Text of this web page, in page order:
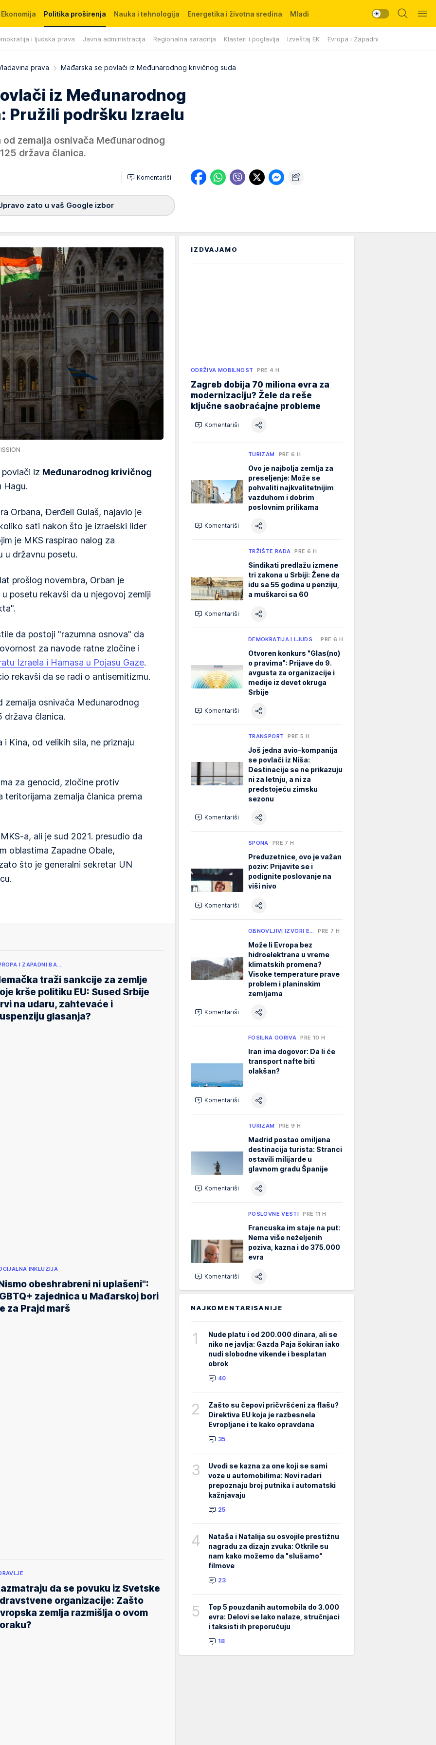
Ekonomija Politika proširenja
i ljudska prava Javna administracija Regionalna saradnja Klasteri i poglavlja Izveštaj EK Evropa i Zapadni Balkan
Nauka i tehnologija Energetika i životna sredina Mladi
prava Mađarska se povlači iz Međunarodnog krivičnog suda
iz Međunarodnog
Pružili podršku Izraelu
zemalja osnivača Međunarodnog
država članica.
Komentariši
zato u vaš Google izbor
iz Međunarodnog krivičnog
Hagu.
Orbana, Đerđeli Gulaš, najavio je
sati nakon što je izraelski lider
je MKS raspirao nalog za
u državnu posetu.
prošlog novembra, Orban je
posetu rekavši da u njegovoj zemlji
da postoji "razumna osnova" da
za navode ratne zločine i
Izraela i Hamasa u Pojasu Gaze.
rekavši da se radi o antisemitizmu.
zemalja osnivača Međunarodnog
država članica.
i Kina, od velikih sila, ne priznaju
za genocid, zločine protiv
zemalja članica prema
a, ali je sud 2021. presudio da
oblastima Zapadne Obale,
što je generalni sekretar UN
I ZAPADNI BA…
traži sankcije za zemlje
krše politiku EU: Sused Srbije
na udaru, zahtevaće i
glasanja?
INKLUZIJA
obeshrabreni ni uplašeni":
zajednica u Mađarskoj bori
za Prajd marš
da se povuku iz Svetske
organizacije: Zašto
zemlja razmišlja o ovom
IZDVAJAMO
ODRŽIVA MOBILNOST PRE 4 H
Zagreb dobija 70 miliona evra za
modernizaciju? Žele da reše
ključne saobraćajne probleme
Komentariši
TURIZAM PRE 6 H
Ovo je najbolja zemlja za
preseljenje: Može se
pohvaliti najkvalitetnijim
vazduhom i dobrim
poslovnim prilikama
Komentariši
TRŽIŠTE RADA PRE 6 H
Sindikati predlažu izmene
tri zakona u Srbiji: Žene da
idu sa 55 godina u penziju,
a muškarci sa 60
Komentariši
DEMOKRATIJA I LJUDS… PRE 6 H
Otvoren konkurs "Glas(no)
o pravima": Prijave do 9.
avgusta za organizacije i
medije iz devet okruga
Srbije
Komentariši
TRANSPORT PRE 5 H
Još jedna avio-kompanija
se povlači iz Niša:
Destinacije se ne prikazuju
ni za letnju, a ni za
predstojeću zimsku
sezonu
Komentariši
SPONA PRE 7 H
Preduzetnice, ovo je važan
poziv: Prijavite se i
podignite poslovanje na
viši nivo
Komentariši
OBNOVLJIVI IZVORI E… PRE 7 H
Može li Evropa bez
hidroelektrana u vreme
klimatskih promena?
Visoke temperature prave
problem i planinskim
zemljama
Komentariši
FOSILNA GORIVA PRE 10 H
Iran ima dogovor: Da li će
transport nafte biti
olakšan?
Komentariši
TURIZAM PRE 9 H
Madrid postao omiljena
destinacija turista: Stranci
ostavili milijarde u
glavnom gradu Španije
Komentariši
POSLOVNE VESTI PRE 11 H
Francuska im staje na put:
Nema više neželjenih
poziva, kazna i do 375.000
evra
Komentariši
NAJKOMENTARISANIJE
1
Nude platu i od 200.000 dinara, ali se
niko ne javlja: Gazda Paja šokiran iako
nudi slobodne vikende i besplatan
obrok
40
2
Zašto su čepovi pričvršćeni za flašu?
Direktiva EU koja je razbesnela
Evropljane i te kako opravdana
35
3
Uvodi se kazna za one koji se sami
voze u automobilima: Novi radari
prepoznaju broj putnika i automatski
kažnjavaju
25
4
Nataša i Natalija su osvojile prestižnu
nagradu za dizajn zvuka: Otkrile su
nam kako možemo da "slušamo"
filmove
23
5
Top 5 pouzdanih automobila do 3.000
evra: Delovi se lako nalaze, stručnjaci
i taksisti ih preporučuju
18